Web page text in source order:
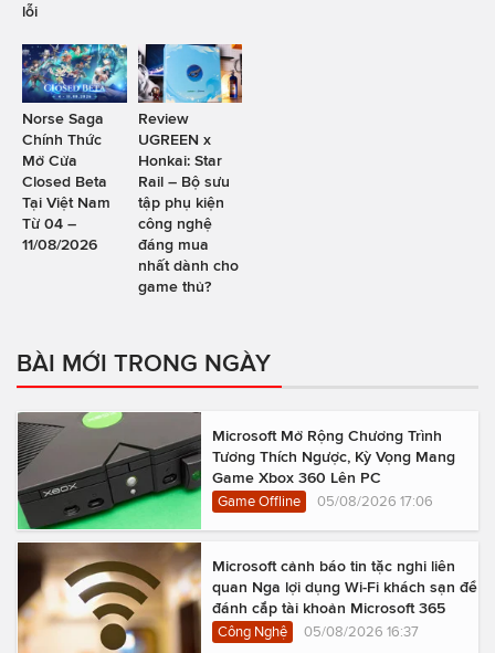
lỗi
Norse Saga
Chính Thức
Mở Cửa
Closed Beta
Tại Việt Nam
Từ 04 –
11/08/2026
Review
UGREEN x
Honkai: Star
Rail – Bộ sưu
tập phụ kiện
công nghệ
đáng mua
nhất dành cho
game thủ?
BÀI MỚI TRONG NGÀY
Microsoft Mở Rộng Chương Trình
Tương Thích Ngược, Kỳ Vọng Mang
Game Xbox 360 Lên PC
Game Offline 05/08/2026 17:06
Microsoft cảnh báo tin tặc nghi liên
quan Nga lợi dụng Wi-Fi khách sạn để
đánh cắp tài khoản Microsoft 365
Công Nghệ 05/08/2026 16:37